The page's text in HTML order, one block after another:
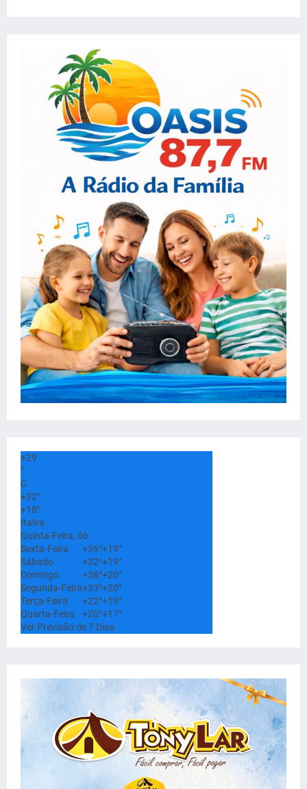
+29
°
C
+32°
+18°
Italva
Quinta-Feira, 06
Sexta-Feira
+36°+19°
Sábado
+32°+19°
Domingo
+38°+20°
Segunda-Feira+33°+20°
Terça-Feira
+22°+19°
Quarta-Feira
+20°+17°
Ver Previsão de 7 Dias